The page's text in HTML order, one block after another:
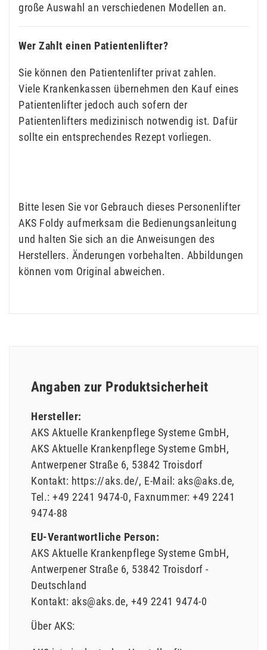
große Auswahl an verschiedenen Modellen an.
Wer Zahlt einen Patientenlifter?
Sie können den Patientenlifter privat zahlen.
Viele Krankenkassen übernehmen den Kauf eines
Patientenlifter jedoch auch sofern der
Patientenlifters medizinisch notwendig ist. Dafür
sollte ein entsprechendes Rezept vorliegen.
Bitte lesen Sie vor Gebrauch dieses Personenlifter
AKS Foldy aufmerksam die Bedienungsanleitung
und halten Sie sich an die Anweisungen des
Herstellers. Änderungen vorbehalten. Abbildungen
können vom Original abweichen.
Angaben zur Produktsicherheit
Hersteller:
AKS Aktuelle Krankenpflege Systeme GmbH
AKS Aktuelle Krankenpflege Systeme GmbH
Antwerpener Straße 6 53842 Troisdorf
Kontakt: https://aks.de/ E-Mail: aks@aks.de
Tel.: +49 2241 9474-0 Faxnummer: +49 2241
9474-88
EU-Verantwortliche Person:
AKS Aktuelle Krankenpflege Systeme GmbH
Antwerpener Straße 6 53842 Troisdorf
Deutschland
Kontakt: aks@aks.de +49 2241 9474-0
Über AKS: